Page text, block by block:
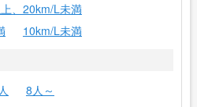
、20km/L未満
10km/L未満
8人～